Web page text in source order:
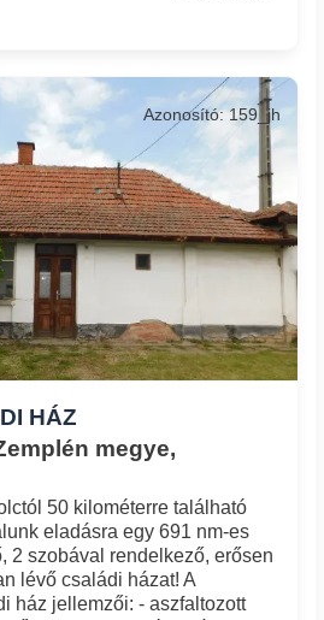
HÁZ
megye,
Azonosító: 159_jh
50 kilométerre található
eladásra egy 691 nm-es
2 szobával rendelkező, erősen
lévő családi házat! A
ház jellemzői: - aszfaltozott